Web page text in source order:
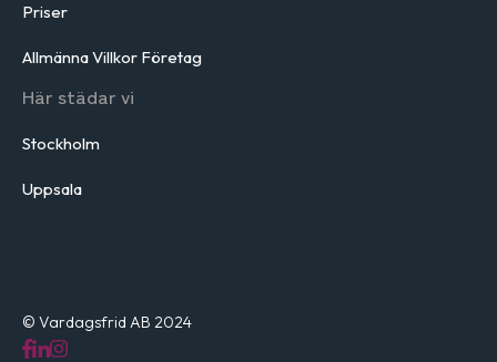
Priser
Allmänna Villkor Företag
Här städar vi
Stockholm
Uppsala
© Vardagsfrid AB 2024